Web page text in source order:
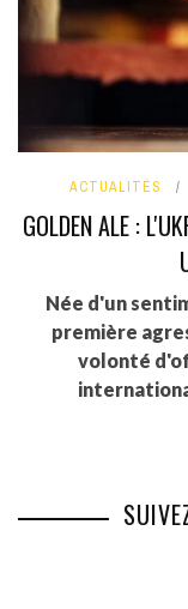
ACTUALITÉS
GOLDEN ALE :
Née d'un
première
volonté